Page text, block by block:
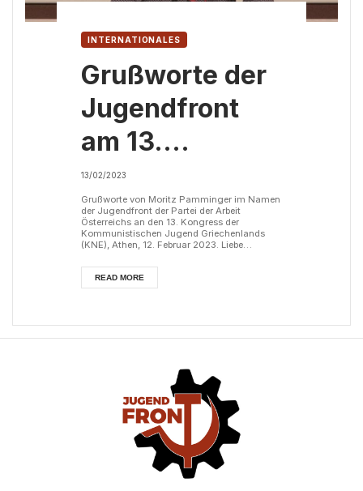
INTERNATIONALES
Grußworte der
Jugendfront
am 13.
Kongress
der KNE
13/02/2023
Grußworte von Moritz Pamminger im Namen
der Jugendfront der Partei der Arbeit
Österreichs an den 13. Kongress der
Kommunistischen Jugend Griechenlands
(KNE), Athen, 12. Februar 2023. Liebe
Leitung der Jugendfront der Partei der Arbeit
Österreichs sendet revolutionäre Grüße an
alle AktivistInnen und die Delegierten des 13.
dass die Ergebnisse des 13. Kongresses der
READ MORE